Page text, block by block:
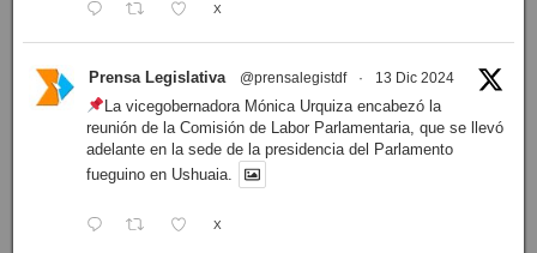
X
Prensa Legislativa @prensalegistdf · 13 Dic 2024
La vicegobernadora Mónica Urquiza encabezó la
reunión de la Comisión de Labor Parlamentaria, que se llevó
adelante en la sede de la presidencia del Parlamento
fueguino en Ushuaia.
X